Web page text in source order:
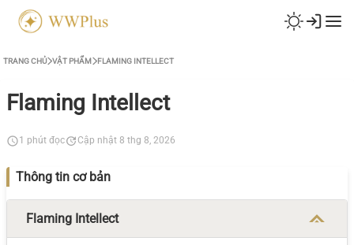
TRANG CHỦ VẬT PHẨM FLAMING INTELLECT
Flaming Intellect
1 phút đọc Cập nhật 8 thg 8, 2026
Thông tin cơ bản
Flaming Intellect